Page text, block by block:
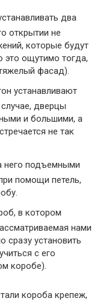
два
открытии не
которые будут
это ощутимо тогда,
фасад).
устанавливают
дверцы
и большими, а
не так
него подъемными
помощи петель,
в котором
нами
сразу установить
с его
коробе).
короба крепеж,